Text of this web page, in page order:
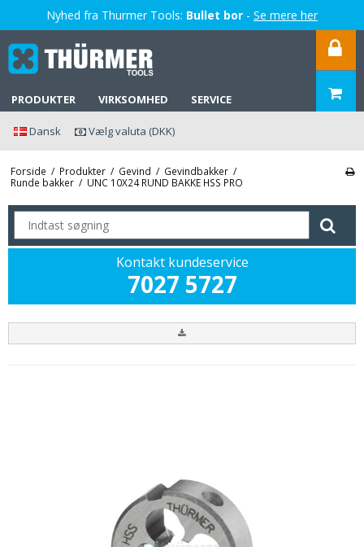
Nyhed fra Thurmer Tools: Bullet bor - Se mere her
SERVICE
VIRKSOMHED
PRODUKTER
Dansk Vælg valuta (DKK)
Forside / Produkter / Gevind / Gevindbakker /
Runde bakker / UNC 10X24 RUND BAKKE HSS PRO
Kontakt kundeservice
7027 5727